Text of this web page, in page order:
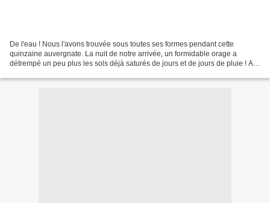
De l'eau ! Nous l'avons trouvée sous toutes ses formes pendant cette
quinzaine auvergnate. La nuit de notre arrivée, un formidable orage a
détrempé un peu plus les sols déjà saturés de jours et de jours de pluie ! Ah,